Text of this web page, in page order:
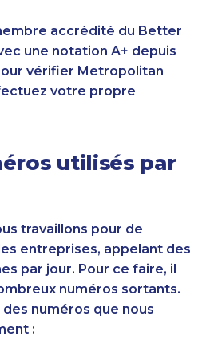
accrédité du Better
une notation A+ depuis
vérifier Metropolitan
votre propre
utilisés par
travaillons pour de
entreprises, appelant des
par jour. Pour ce faire, il
numéros sortants.
numéros que nous
: